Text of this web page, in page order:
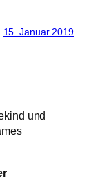
15. Januar 2019
und